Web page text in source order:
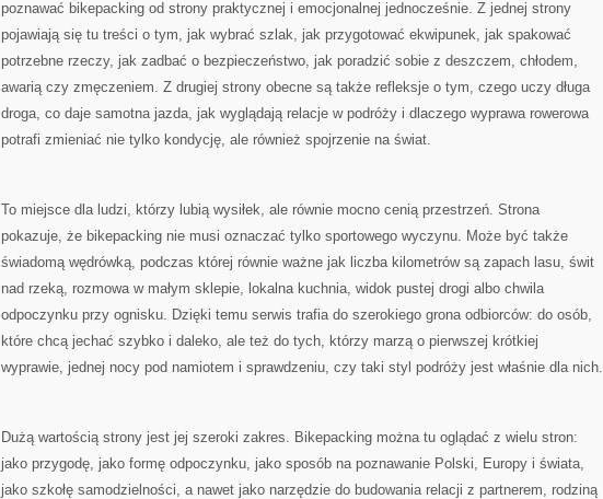
poznawać bikepacking od strony praktycznej i emocjonalnej jednocześnie. Z jednej strony
pojawiają się tu treści o tym, jak wybrać szlak, jak przygotować ekwipunek, jak spakować
potrzebne rzeczy, jak zadbać o bezpieczeństwo, jak poradzić sobie z deszczem, chłodem,
awarią czy zmęczeniem. Z drugiej strony obecne są także refleksje o tym, czego uczy długa
droga, co daje samotna jazda, jak wyglądają relacje w podróży i dlaczego wyprawa rowerowa
potrafi zmieniać nie tylko kondycję, ale również spojrzenie na świat.
To miejsce dla ludzi, którzy lubią wysiłek, ale równie mocno cenią przestrzeń. Strona
pokazuje, że bikepacking nie musi oznaczać tylko sportowego wyczynu. Może być także
świadomą wędrówką, podczas której równie ważne jak liczba kilometrów są zapach lasu, świt
nad rzeką, rozmowa w małym sklepie, lokalna kuchnia, widok pustej drogi albo chwila
odpoczynku przy ognisku. Dzięki temu serwis trafia do szerokiego grona odbiorców: do osób,
które chcą jechać szybko i daleko, ale też do tych, którzy marzą o pierwszej krótkiej
wyprawie, jednej nocy pod namiotem i sprawdzeniu, czy taki styl podróży jest właśnie dla nich.
Dużą wartością strony jest jej szeroki zakres. Bikepacking można tu oglądać z wielu stron:
jako przygodę, jako formę odpoczynku, jako sposób na poznawanie Polski, Europy i świata,
jako szkołę samodzielności, a nawet jako narzędzie do budowania relacji z partnerem, rodziną